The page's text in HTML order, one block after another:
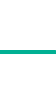
পর্যন্ত 6:09